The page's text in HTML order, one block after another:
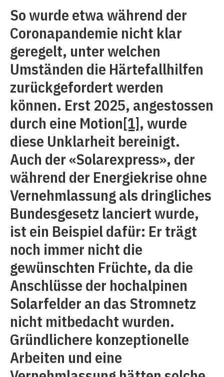
So wurde etwa während der
Coronapandemie nicht klar
geregelt, unter welchen
Umständen die Härtefallhilfen
zurückgefordert werden
können. Erst 2025, angestossen
durch eine Motion[1], wurde
diese Unklarheit bereinigt.
Auch der «Solarexpress», der
während der Energiekrise ohne
Vernehmlassung als dringliches
Bundesgesetz lanciert wurde,
ist ein Beispiel dafür: Er trägt
noch immer nicht die
gewünschten Früchte, da die
Anschlüsse der hochalpinen
Solarfelder an das Stromnetz
nicht mitbedacht wurden.
Gründlichere konzeptionelle
Arbeiten und eine